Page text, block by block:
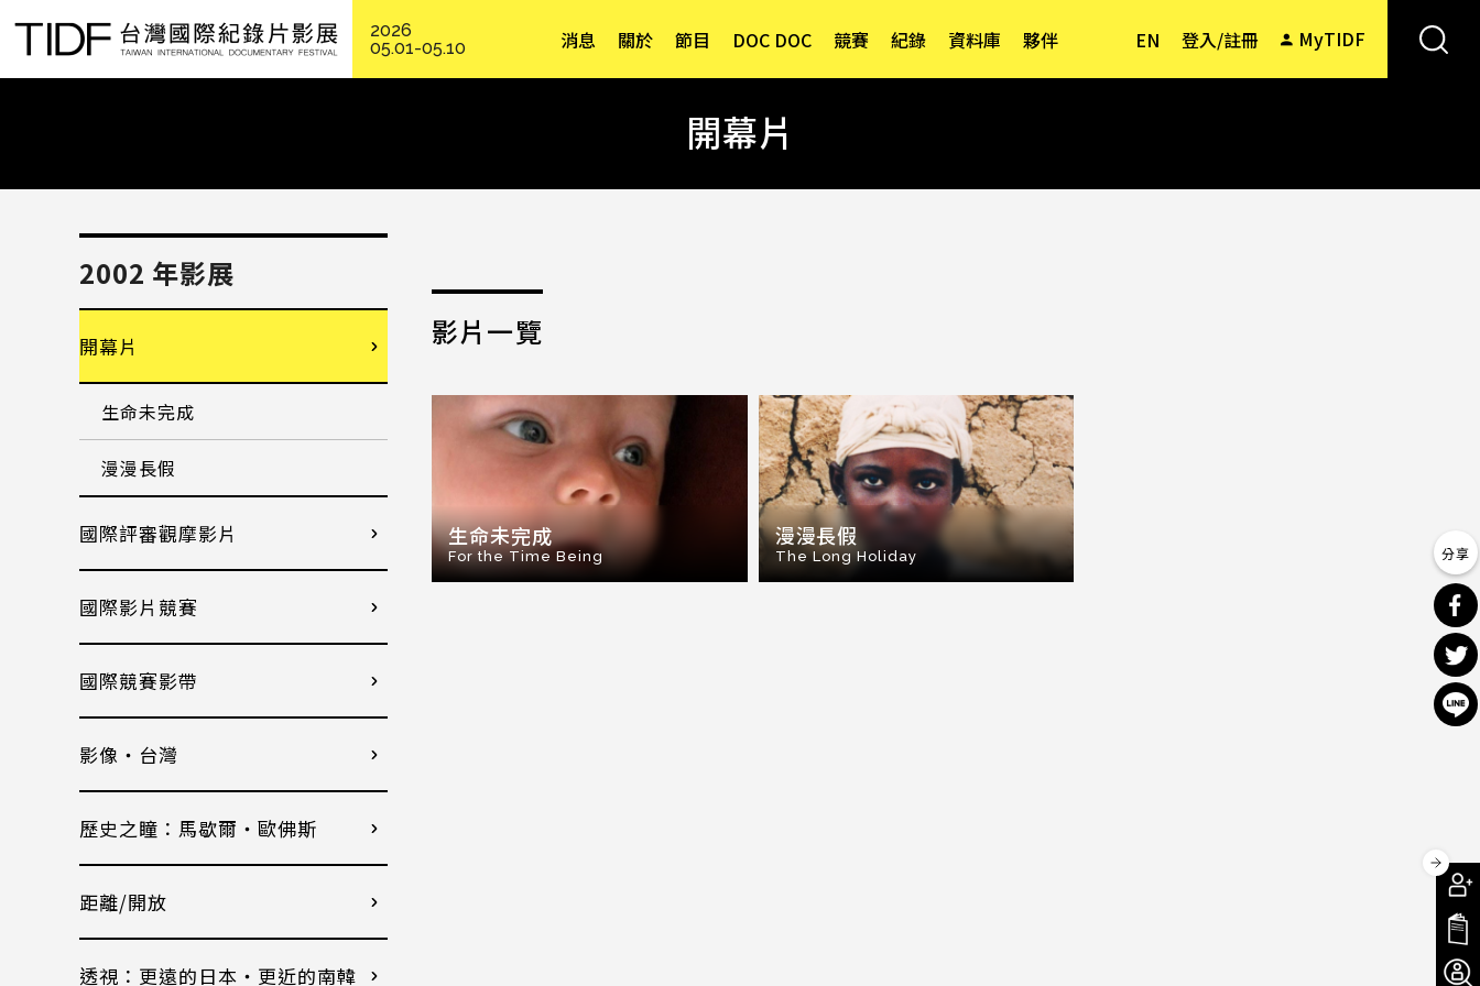
2026
05.01-05.10
EN 登入/註冊 MyTIDF
消息 關於 節目 DOC DOC 競賽 紀錄 資料庫 夥伴
開幕片
影片一覽
生命未完成
For the Time Being
漫漫長假
The Long Holiday
2002 年影展
開幕片
生命未完成
漫漫長假
國際評審觀摩影片
國際影片競賽
國際競賽影帶
影像・台灣
歷史之瞳：馬歇爾・歐佛斯
距離/開放
透視：更遠的日本・更近的南韓